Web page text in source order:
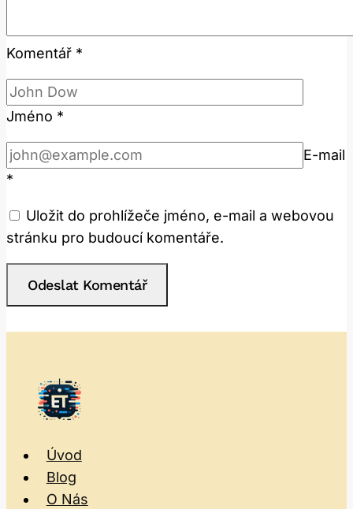
Komentář *
Jméno *
E-mail
*
Uložit do prohlížeče jméno, e-mail a webovou
stránku pro budoucí komentáře.
Úvod
Blog
O Nás